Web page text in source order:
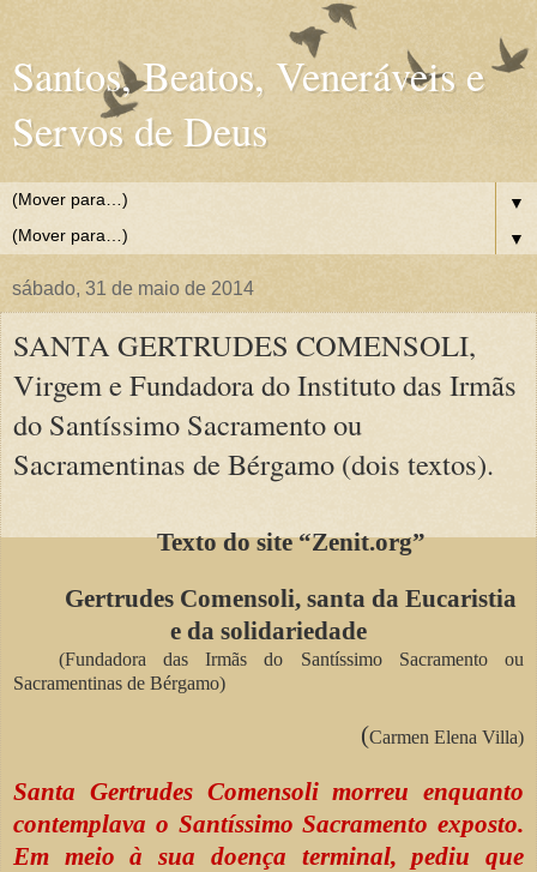
Santos, Beatos, Veneráveis e
Servos de Deus
▼
▼
sábado, 31 de maio de 2014
SANTA GERTRUDES COMENSOLI,
Virgem e Fundadora do Instituto das Irmãs
do Santíssimo Sacramento ou
Sacramentinas de Bérgamo (dois textos).
Texto do site “Zenit.org”
Gertrudes Comensoli, santa da Eucaristia
e da solidariedade
(Fundadora das Irmãs do Santíssimo Sacramento ou
Sacramentinas de Bérgamo)
(Carmen Elena Villa)
Santa Gertrudes Comensoli morreu enquanto
contemplava o Santíssimo Sacramento exposto.
Em meio à sua doença terminal, pediu que